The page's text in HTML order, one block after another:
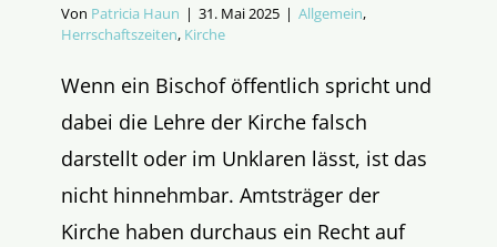
Von Patricia Haun | 31. Mai 2025 | Allgemein,
Herrschaftszeiten, Kirche
Wenn ein Bischof öffentlich spricht und
dabei die Lehre der Kirche falsch
darstellt oder im Unklaren lässt, ist das
nicht hinnehmbar. Amtsträger der
Kirche haben durchaus ein Recht auf